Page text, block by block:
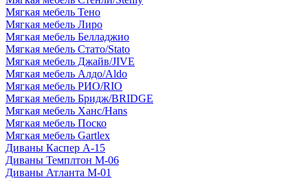
Мягкая мебель Тено
Мягкая мебель Лиро
Мягкая мебель Белладжио
Мягкая мебель Стато/Stato
Мягкая мебель Джайв/JIVE
Мягкая мебель Алдо/Aldo
Мягкая мебель РИО/RIO
Мягкая мебель Бридж/BRIDGE
Мягкая мебель Ханс/Hans
Мягкая мебель Поско
Мягкая мебель Gartlex
Диваны Каспер А-15
Диваны Темплтон М-06
Диваны Атланта М-01